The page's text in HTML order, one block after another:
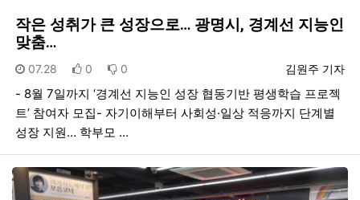
작은 성취가 큰 성장으로… 광명시, 경계선 지능인
맞춤…
등록자
김원주 기자
등록일
07.28 추천
0 비추천
0
- 8월 7일까지 ‘경계선 지능인 성장 협동기반 평생학습 프로젝
트’ 참여자 모집- 자기이해부터 사회성·일상 적응까지 단계별
성장 지원… 학부모 …